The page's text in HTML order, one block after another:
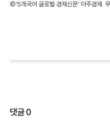
©'5개국어 글로벌 경제신문' 아주경제. 무
댓글0